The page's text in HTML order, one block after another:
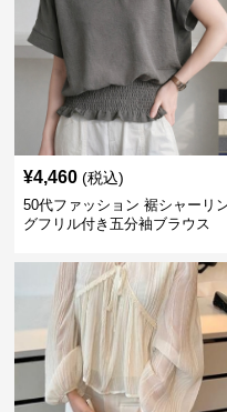
¥4,460 (税込)
50代ファッション 裾シャーリ
グフリル付き五分袖ブラウス